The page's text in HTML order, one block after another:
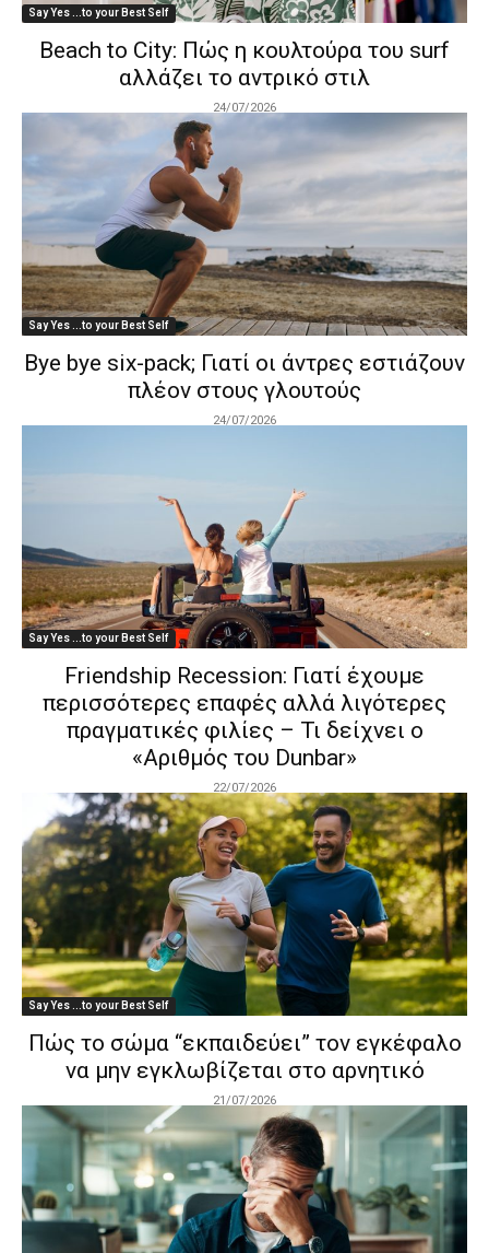
Say Yes ...to your Best Self
Beach to City: Πώς η κουλτούρα του surf
αλλάζει το αντρικό στιλ
24/07/2026
Say Yes ...to your Best Self
Bye bye six-pack; Γιατί οι άντρες εστιάζουν
πλέον στους γλουτούς
24/07/2026
Say Yes ...to your Best Self
Friendship Recession: Γιατί έχουμε
περισσότερες επαφές αλλά λιγότερες
πραγματικές φιλίες – Τι δείχνει ο
«Αριθμός του Dunbar»
22/07/2026
Say Yes ...to your Best Self
Πώς το σώμα “εκπαιδεύει” τον εγκέφαλο
να μην εγκλωβίζεται στο αρνητικό
21/07/2026